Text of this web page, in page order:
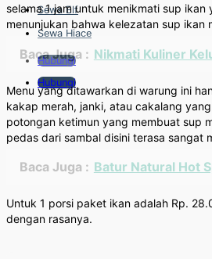
Sewa Elf
Sewa Hiace
Hubungi
Hubungi
selama 1 jam untuk menikmati sup
menunjukan bahwa kelezatan sup
Baca Juga : Nikmati Kuliner
Menu yang ditawarkan di warung ini
kakap merah, janki, atau cakalang
potongan ketimun yang membuat sup
pedas dari sambal disini terasa sangat
Baca Juga : Batur Natural Hot
Untuk 1 porsi paket ikan adalah Rp.
dengan rasanya.